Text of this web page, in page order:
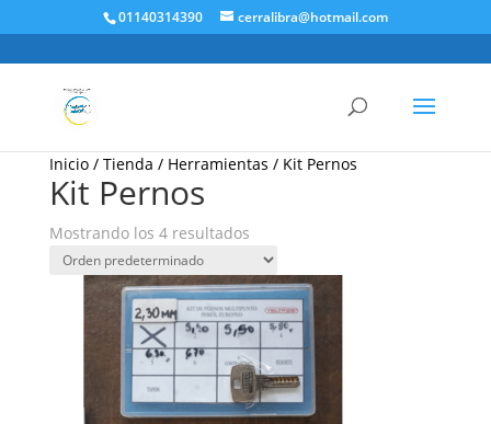
01140314390 cerralibra@hotmail.com
Inicio/ Tienda / Herramientas / Kit Pernos
Kit Pernos
Mostrando los 4 resultados